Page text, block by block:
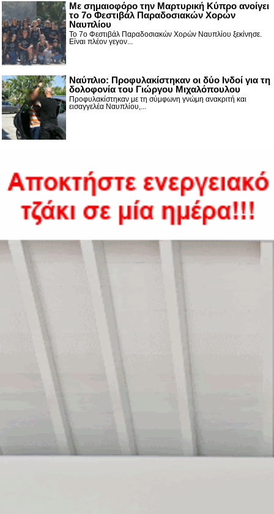
Με σημαιοφόρο την Μαρτυρική Κύπρο ανοίγει
το 7ο Φεστιβάλ Παραδοσιακών Χορών
Ναυπλίου
Το 7ο Φεστιβάλ Παραδοσιακών Χορών Ναυπλίου ξεκίνησε.
Είναι πλέον γεγον...
Ναύπλιο: Προφυλακίστηκαν οι δύο Ινδοί για τη
δολοφονία του Γιώργου Μιχαλόπουλου
Προφυλακίστηκαν με τη σύμφωνη γνώμη ανακριτή και
εισαγγελέα Ναυπλίου,...